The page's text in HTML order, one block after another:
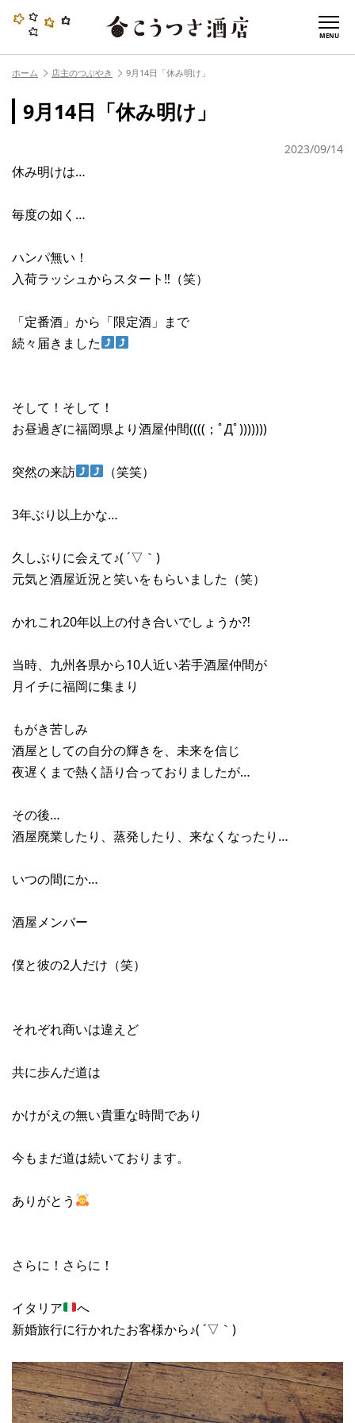
MENU
ホーム 店主のつぶやき 9月14日「休み明け」
9月14日「休み明け」
2023/09/14
休み明けは…
毎度の如く…
ハンパ無い！
入荷ラッシュからスタート‼︎（笑）
「定番酒」から「限定酒」まで
続々届きました
そして！そして！
お昼過ぎに福岡県より酒屋仲間((((；ﾟДﾟ)))))))
突然の来訪 （笑笑）
3年ぶり以上かな…
久しぶりに会えて♪( ´▽｀)
元気と酒屋近況と笑いをもらいました（笑）
かれこれ20年以上の付き合いでしょうか⁈
当時、九州各県から10人近い若手酒屋仲間が
月イチに福岡に集まり
もがき苦しみ
酒屋としての自分の輝きを、未来を信じ
夜遅くまで熱く語り合っておりましたが…
その後…
酒屋廃業したり、蒸発したり、来なくなったり…
いつの間にか…
酒屋メンバー
僕と彼の2人だけ（笑）
それぞれ商いは違えど
共に歩んだ道は
かけがえの無い貴重な時間であり
今もまだ道は続いております。
ありがとう
さらに！さらに！
イタリア
へ
新婚旅行に行かれたお客様から♪( ´▽｀)